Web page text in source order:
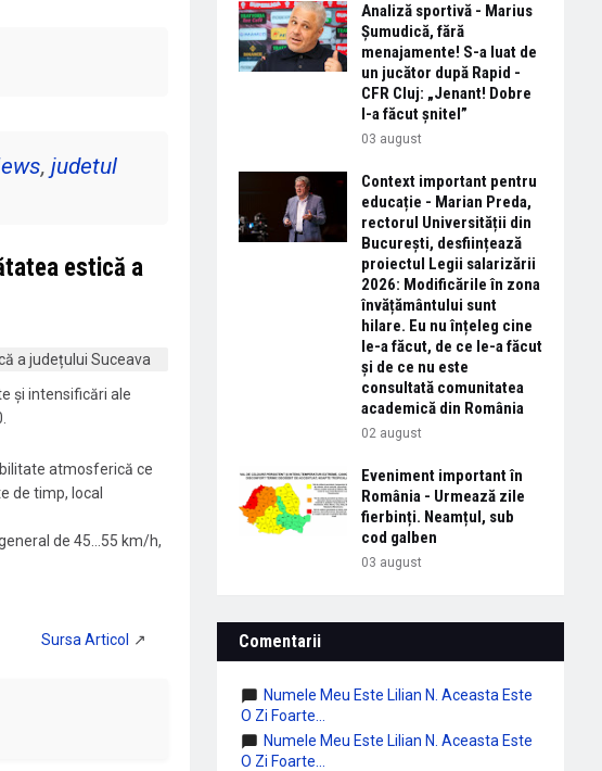
, judetul
estică a
și intensificări ale
atmosferică ce
de timp, local
de 45…55 km/h,
Analiză sportivă - Marius
Șumudică, fără
menajamente! S-a luat de
un jucător după Rapid -
CFR Cluj: „Jenant! Dobre
l-a făcut șnitel”
03 august
Context important pentru
educație - Marian Preda,
rectorul Universității din
București, desființează
proiectul Legii salarizării
2026: Modificările în zona
învățământului sunt
hilare. Eu nu înțeleg cine
le-a făcut, de ce le-a făcut
și de ce nu este
consultată comunitatea
academică din România
02 august
Eveniment important în
România - Urmează zile
fierbinți. Neamțul, sub
cod galben
03 august
Comentarii
Numele Meu Este Lilian N. Aceasta Este
O Zi Foarte...
Numele Meu Este Lilian N. Aceasta Este
O Zi Foarte...